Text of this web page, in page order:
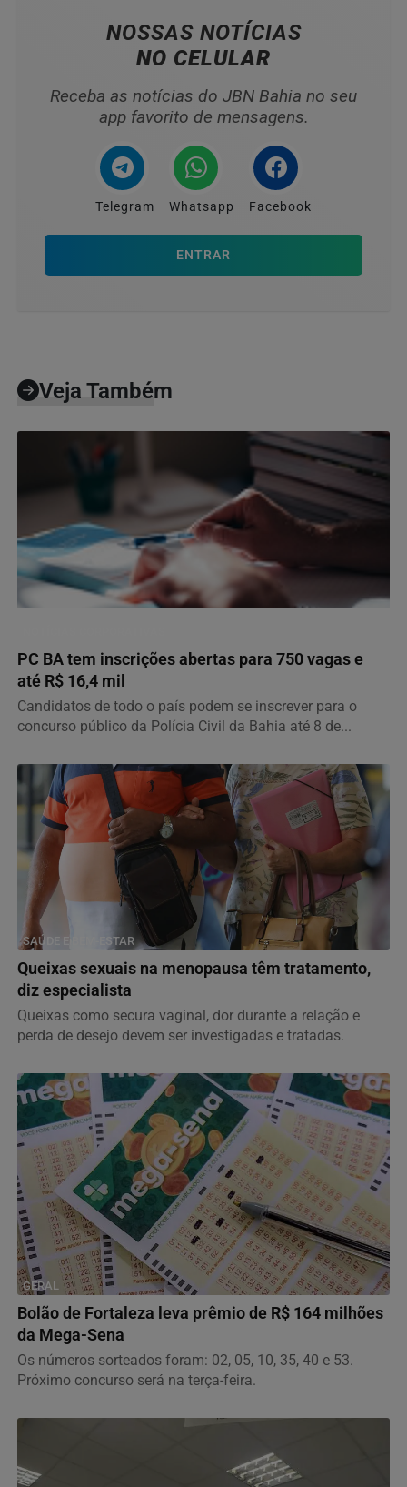
NOSSAS NOTÍCIAS
NO CELULAR
Receba as notícias do JBN Bahia no seu
app favorito de mensagens.
Telegram Whatsapp Facebook
ENTRAR
Veja Também
PC BA tem inscrições abertas para 750 vagas e
até R$ 16,4 mil
Candidatos de todo o país podem se inscrever para o
concurso público da Polícia Civil da Bahia até 8 de...
SAÚDE E BEM-ESTAR
Queixas sexuais na menopausa têm tratamento,
diz especialista
Queixas como secura vaginal, dor durante a relação e
perda de desejo devem ser investigadas e tratadas.
GERAL
Bolão de Fortaleza leva prêmio de R$ 164 milhões
da Mega-Sena
Os números sorteados foram: 02, 05, 10, 35, 40 e 53.
Próximo concurso será na terça-feira.